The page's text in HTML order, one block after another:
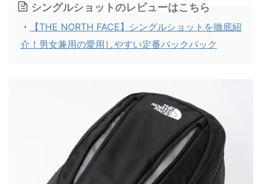
シングルショットのレビューはこちら
・
【THE NORTH FACE】シングルショットを徹底紹
介！男女兼用の愛用しやすい定番バックパック